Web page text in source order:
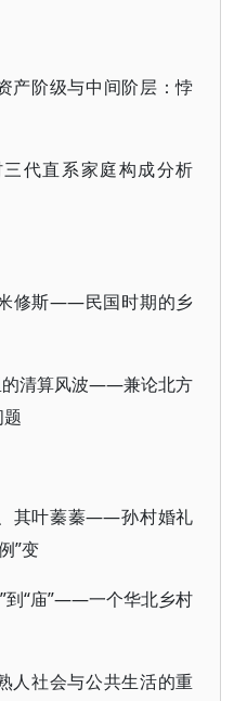
产阶级与中间阶层：悖
代直系家庭构成分析
修斯——民国时期的乡
的清算风波——兼论北方
题
其叶蓁蓁——孙村婚礼
”变
到“庙”——一个华北乡村
人社会与公共生活的重